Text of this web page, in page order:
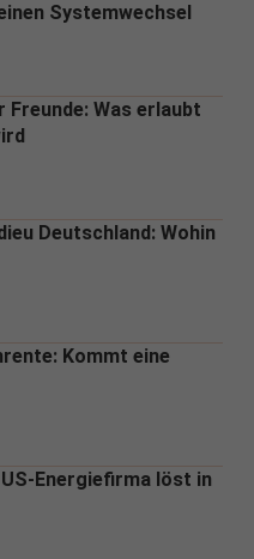
Systemwechsel
Was erlaubt
Deutschland: Wohin
Kommt eine
Energiefirma löst in